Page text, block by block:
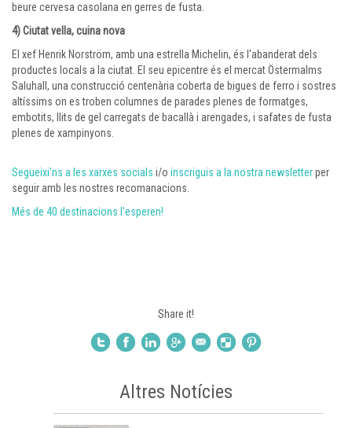
beure cervesa casolana en gerres de fusta.
4) Ciutat vella, cuina nova
El xef Henrik Norström, amb una estrella Michelin, és l'abanderat dels
productes locals a la ciutat. El seu epicentre és el mercat Östermalms
Saluhall, una construcció centenària coberta de bigues de ferro i sostres
altíssims on es troben columnes de parades plenes de formatges,
embotits, llits de gel carregats de bacallà i arengades, i safates de fusta
plenes de xampinyons.
Segueixi'ns a les xarxes socials i/o inscriguis a la nostra newsletterper
seguir amb les nostres recomanacions.
Més de 40 destinacions l'esperen!
Share it!
Altres Notícies